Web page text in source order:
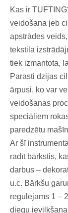
Kas ir
veidošana jeb
apstrādes
tekstila
tiek izmantota,
Parasti dzijas
ārpusi, ko var
veidošanas
speciāliem
paredzētu
Ar šī
radīt bārkstis,
darbus –
u.c. Bārkšu
regulējams 1 –
diegu